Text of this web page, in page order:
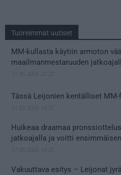
Tuoreimmat uutiset
MM-kullasta käytiin armoton
maailmanmestaruuden
Tässä Leijonien kentälliset MM-
Huikeaa draamaa
jatkoajalla ja voitti
Vakuuttava esitys – Leijonat